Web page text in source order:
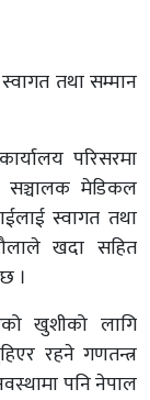
तथा सम्मान
परिसरमा
सञ्चालक मेडिकल
स्वागत तथा
खदा सहित
।
खुशीको लागि
रहने गणतन्त्र
पनि नेपाल